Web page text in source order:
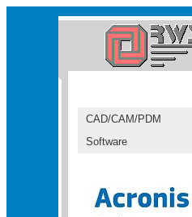
CAD/CAM/PDM
Software